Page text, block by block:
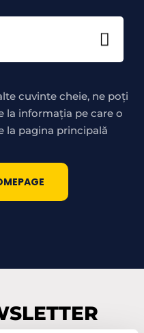
cuvinte cheie, ne poți
la informația pe care o
la pagina principală